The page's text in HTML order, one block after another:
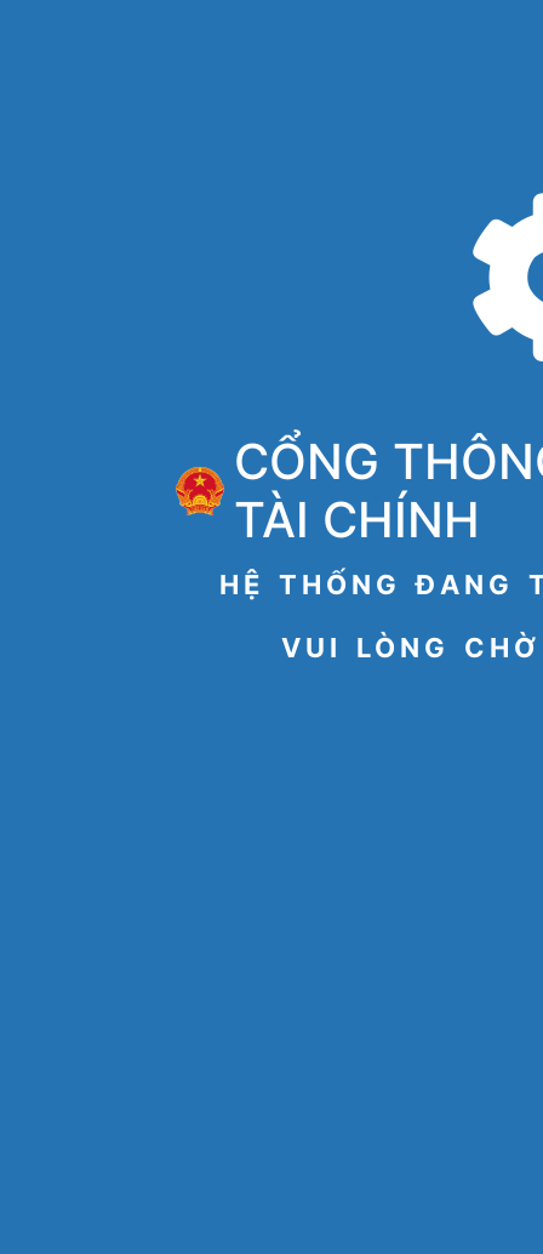
CỔNG
TÀI CHÍNH
HỆ THỐNG ĐANG
VUI LÒNG